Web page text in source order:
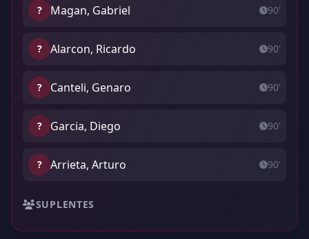
? Magan, Gabriel 90'
? Alarcon, Ricardo 90'
? Canteli, Genaro 90'
? Garcia, Diego 90'
? Arrieta, Arturo 90'
SUPLENTES